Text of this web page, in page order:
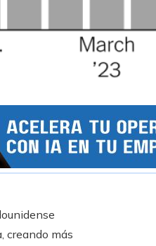
creando más